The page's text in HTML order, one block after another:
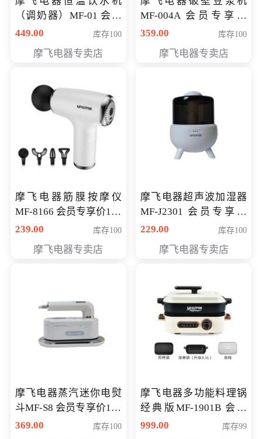
（调奶器）MF-01 会员
专享价366元
449.00 库存100
摩飞电器专卖店
MF-004A 会员专享价
168元
359.00 库存100
摩飞电器专卖店
摩飞电器筋膜按摩仪
MF-8166 会员专享价168
元
239.00 库存100
摩飞电器专卖店
摩飞电器超声波加湿器
MF-J2301 会员专享价
168元
229.00 库存100
摩飞电器专卖店
摩飞电器蒸汽迷你电熨
斗MF-S8 会员专享价168
元
369.00 库存100
摩飞电器多功能料理锅
经典版MF-1901B 会员
专享价399元
999.00 库存99